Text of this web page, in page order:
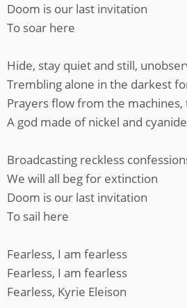
Doom is our last invitation
To soar here
Hide, stay quiet and still,
Trembling alone in the darkest
Prayers flow from the
A god made of nickel and cyanide
Broadcasting reckless
We will all beg for extinction
Doom is our last invitation
To sail here
Fearless, I am fearless
Fearless, I am fearless
Fearless, Kyrie Eleison